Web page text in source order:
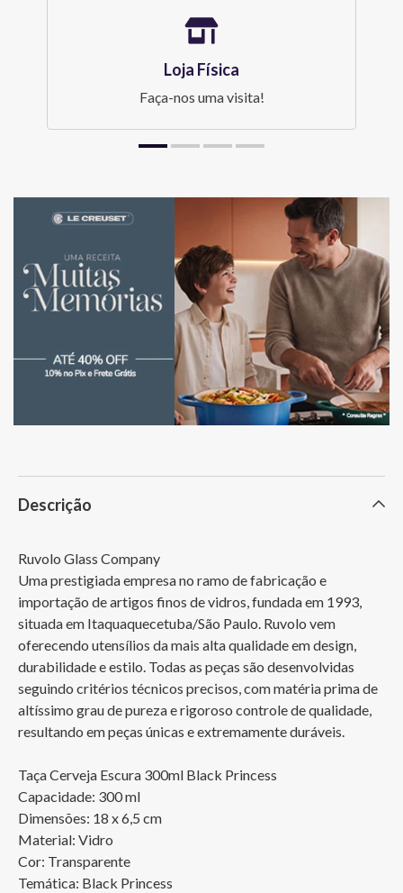
Loja Física
Faça-nos uma visita!
Descrição
Ruvolo Glass Company
Uma prestigiada empresa no ramo de fabricação e
importação de artigos finos de vidros, fundada em 1993,
situada em Itaquaquecetuba/São Paulo. Ruvolo vem
oferecendo utensílios da mais alta qualidade em design,
durabilidade e estilo. Todas as peças são desenvolvidas
seguindo critérios técnicos precisos, com matéria prima de
altíssimo grau de pureza e rigoroso controle de qualidade,
resultando em peças únicas e extremamente duráveis.
Taça Cerveja Escura 300ml Black Princess
Capacidade: 300 ml
Dimensões: 18 x 6,5 cm
Material: Vidro
Cor: Transparente
Temática: Black Princess